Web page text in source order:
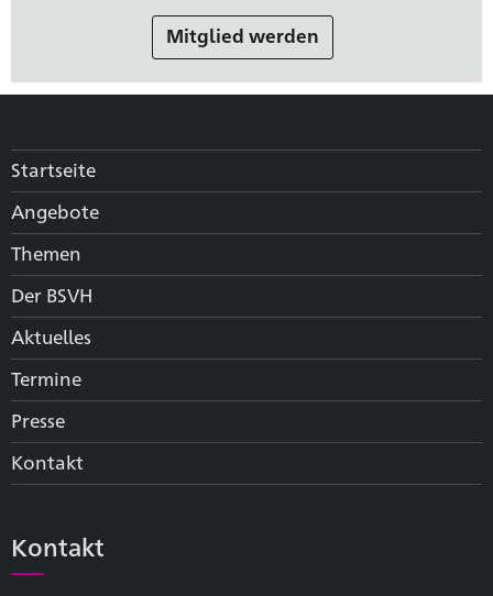
Mitglied werden
Startseite
Angebote
Themen
Der BSVH
Aktuelles
Termine
Presse
Kontakt
Kontakt